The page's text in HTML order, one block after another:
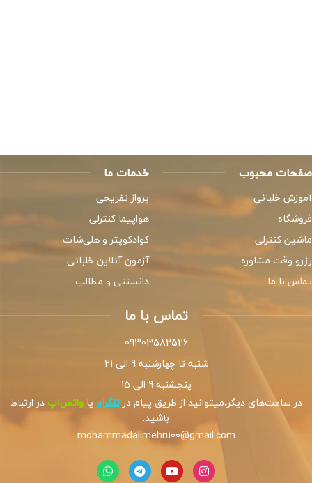
صفحات محبوب
آموزش خلبانی
فروشگاه
ماشین کنترلی
رزرو وقت مشاوره
تماس با ما
خدمات ما
پرواز تفریحی
هواپیما کنترلی
کوادکوپتر و هلی‌شات
آزمون آنلاین خلبانی
دانستنی و مطالب
تماس با ما
09303582526
شنبه تا چهارشنبه 9 الی 21
پنجشنبه 9 الی 15
در ساعت‌های دیگر،میتوانید از طریق پیام درتلگرام یاواتس‌اپدر ارتباط
باشید.
mohammadalimehri100@gmail.com